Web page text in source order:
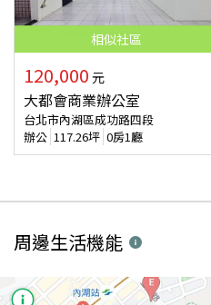
相似社區
120,000 元
大都會商業辦公室
台北市內湖區成功路四段
辦公 117.26坪 0房1廳
周邊生活機能